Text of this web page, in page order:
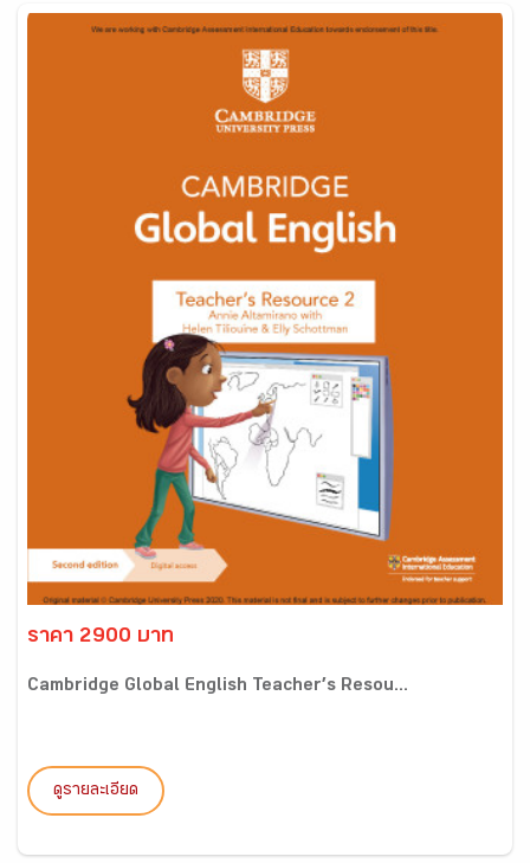
ราคา 2900 บาท
Cambridge Global English Teacher’s Resou...
ดูรายละเอียด